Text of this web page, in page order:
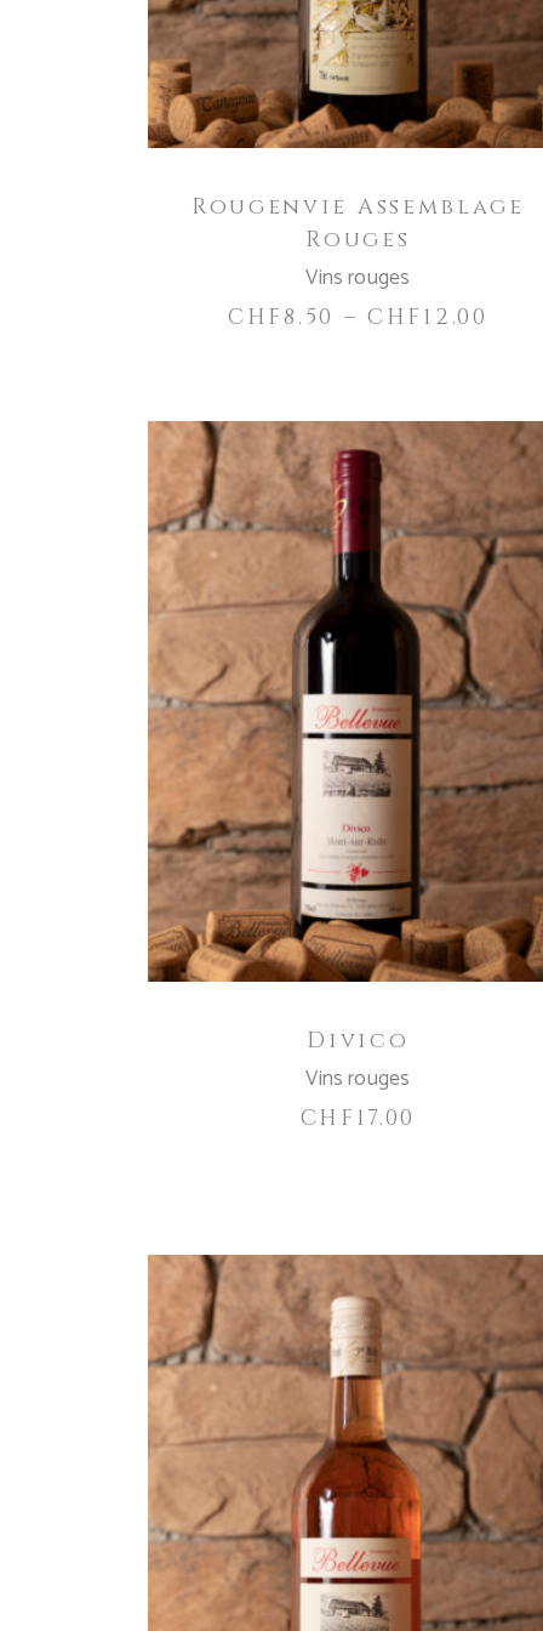
Varianten
auf.
Optionen
können
der
Produktseite
gewählt
werden
Rougenvie Assemblage
Rouges
Vins rouges
CHF8.50 –CHF 12.00
IN DEN WARENKORB
Divico
Vins rouges
CHF 17.00
IN DEN WARENKORB